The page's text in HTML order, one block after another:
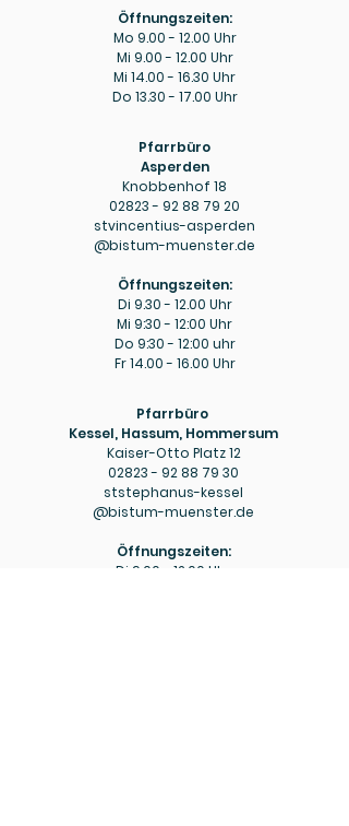
Öffnungszeiten:
Mo 9.00 - 12.00 Uhr
Mi 9.00 - 12.00 Uhr
Mi 14.00 - 16.30 Uhr
Do 13.30 - 17.00 Uhr
Pfarrbüro
Asperden
Knobbenhof 18
02823 - 92 88 79 20
stvincentius-asperden
@bistum-muenster.de
Öffnungszeiten:
Di 9.30 - 12.00 Uhr
Mi 9:30 - 12:00 Uhr
Do 9:30 - 12:00 uhr
Fr14.00 - 16.00 Uhr
Pfarrbüro
Kessel, Hassum, Hommersum
Kaiser-Otto Platz 12
02823 - 92 88 79 30
ststephanus-kessel
@bistum-muenster.de
Öffnungszeiten:
Di 9.00 - 12.00 Uhr